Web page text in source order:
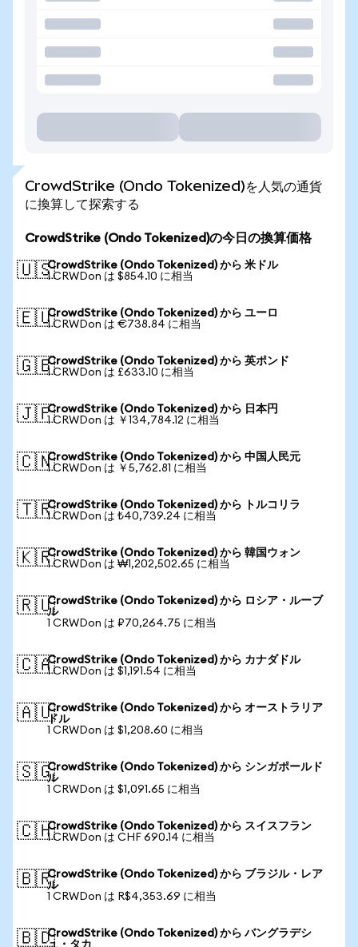
CrowdStrike (Ondo Tokenized)を人気の通貨
に換算して探索する
CrowdStrike (Ondo Tokenized)の今日の換算価格
🇺🇸CrowdStrike (Ondo Tokenized) から 米ドル
1 CRWDon は $854.10 に相当
🇪🇺CrowdStrike (Ondo Tokenized) から ユーロ
1 CRWDon は €738.84 に相当
🇬🇧CrowdStrike (Ondo Tokenized) から 英ポンド
1 CRWDon は £633.10 に相当
🇯🇵CrowdStrike (Ondo Tokenized) から 日本円
1 CRWDon は ￥134,784.12 に相当
🇨🇳CrowdStrike (Ondo Tokenized) から 中国人民元
1 CRWDon は ￥5,762.81 に相当
🇹🇷CrowdStrike (Ondo Tokenized) から トルコリラ
1 CRWDon は ₺40,739.24 に相当
🇰🇷CrowdStrike (Ondo Tokenized) から 韓国ウォン
1 CRWDon は ₩1,202,502.65 に相当
🇷🇺CrowdStrike (Ondo Tokenized) から ロシア・ルーブ
ル
1 CRWDon は ₽70,264.75 に相当
🇨🇦CrowdStrike (Ondo Tokenized) から カナダドル
1 CRWDon は $1,191.54 に相当
🇦🇺CrowdStrike (Ondo Tokenized) から オーストラリア
ドル
1 CRWDon は $1,208.60 に相当
🇸🇬CrowdStrike (Ondo Tokenized) から シンガポールド
ル
1 CRWDon は $1,091.65 に相当
🇨🇭CrowdStrike (Ondo Tokenized) から スイスフラン
1 CRWDon は CHF 690.14 に相当
🇧🇷CrowdStrike (Ondo Tokenized) から ブラジル・レア
ル
1 CRWDon は R$4,353.69 に相当
🇧🇩CrowdStrike (Ondo Tokenized) から バングラデシ
ュ・タカ